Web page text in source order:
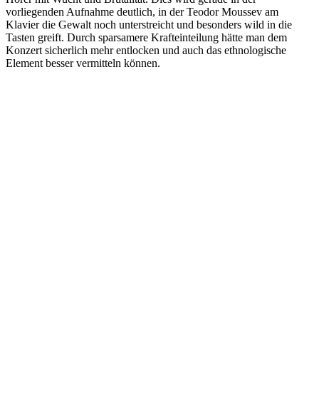
vorliegenden Aufnahme deutlich, in der Teodor Moussev am
Klavier die Gewalt noch unterstreicht und besonders wild in die
Tasten greift. Durch sparsamere Krafteinteilung hätte man dem
Konzert sicherlich mehr entlocken und auch das ethnologische
Element besser vermitteln können.